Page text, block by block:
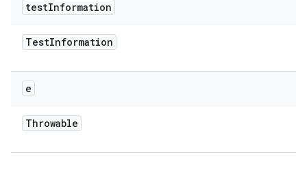
testInformation
TestInformation
e
Throwable